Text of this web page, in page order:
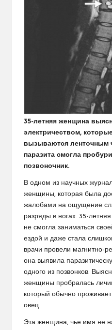
35-летняя женщина
электричеством,
вызываются ленточным
паразита смогла
позвоночник.
В одном из научных
женщины, которая была
жалобами на ощущение
разряды в ногах. 35-
не смогла заниматься
ездой и даже стала
врачи провели магнитно-
она выявила
одного из позвонков.
женщины пробралась
который обычно
овец.
Эта женщина, чье имя не